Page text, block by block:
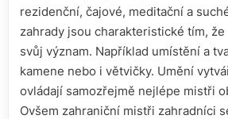
rezidenční, čajové, meditační a
zahrady jsou charakteristické tím,
svůj význam. Například umístění a
kamene nebo i větvičky. Umění
ovládají samozřejmě nejlépe mistři
Ovšem zahraniční mistři zahradníci